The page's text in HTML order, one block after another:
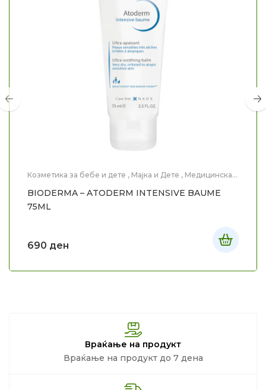
Козметика за бебе и дете , Мајка и Дете , Медицинска
BIODERMA – ATODERM INTENSIVE BAUME
75ML
690 ден
Враќање на продукт
Враќање на продукт до 7 дена